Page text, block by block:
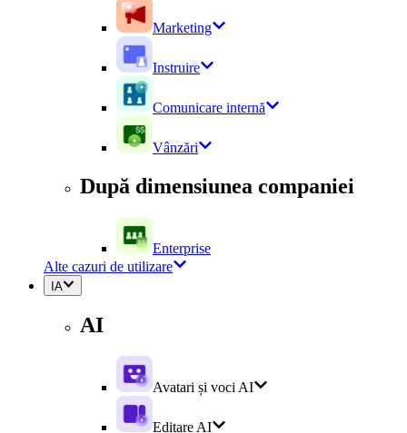
Marketing
Instruire
Comunicare internă
Vânzări
După dimensiunea companiei
Enterprise
Alte cazuri de utilizare
IA
AI
Avatari și voci AI
Editare AI